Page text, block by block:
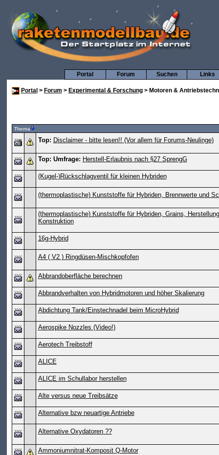
Links
Suchen
Forum
Portal
Portal > Forum > Experimental & Forschung> Motoren &
Thema
Top: Disclaimer - bitte lesen!! (Vor allem für Forums-Neulinge)
Top: Umfrage: Herstell-Erlaubnis nach §27 SprengG
(Kugel-)Rückschlagventil für kleinen Hybriden
(thermoplastische) Kunststoffe für Hybriden, Brennwerte und
(thermoplastische) Kunststoffe für Hybriden, Grains,
Konstruktion
16g-Hybrid
A4 ( V2 ) Ringdüsen-Mischkopfofen
Abbrandoberfläche berechnen
Abbrandverhalten von Hybridmotoren und höher Skalierung
Abdichtung Tank/Einstechnadel beim MicroHybrid
Aerospike Nozzles (Video!)
Aerotech Treibstoff
ALICE
ALICE im Schullabor herstellen
Alte versus neue Treibsätze
Alternative bzw neuartige Antriebe
Alternative Oxydatoren ??
Ammoniumnitrat-Komposit Q-Motor